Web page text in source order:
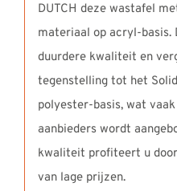
DUTCH deze wastafel
materiaal op acryl-
duurdere kwaliteit en
tegenstelling tot het
polyester-basis, wat
aanbieders wordt
kwaliteit profiteert u
van lage prijzen.